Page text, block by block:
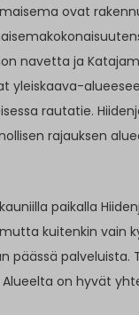
ovat
navetta ja
yleiskaava-
rautatie.
rajauksen
paikalla
kuitenkin vain
päässä palveluista.
on hyvät